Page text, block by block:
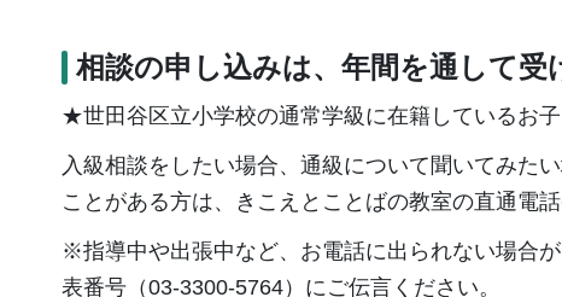
相談の申し込みは、年間を通して
★世田谷区立小学校の通常学級に在籍しているお
入級相談をしたい場合、通級について聞いてみた
ことがある方は、きこえとことばの教室の直通電
※指導中や出張中など、お電話に出られない場合
表番号（03-3300-5764）にご伝言ください。